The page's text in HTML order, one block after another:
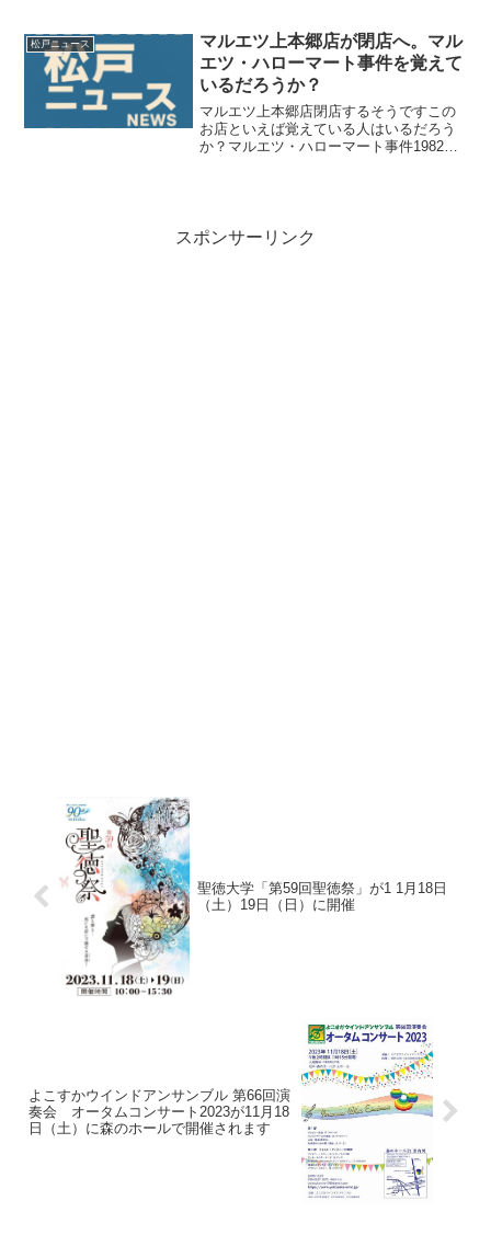
松戸ニュース
マルエツ上本郷店が閉店へ。マル
エツ・ハローマート事件を覚えて
いるだろうか？
マルエツ上本郷店閉店するそうですこの
お店といえば覚えている人はいるだろう
か？マルエツ・ハローマート事件1982年
スポンサーリンク
聖徳大学「第59回聖徳祭」が1 1月18日
（土）19日（日）に開催
よこすかウインドアンサンブル 第66回演
奏会 オータムコンサート2023が11月18
日（土）に森のホールで開催されます